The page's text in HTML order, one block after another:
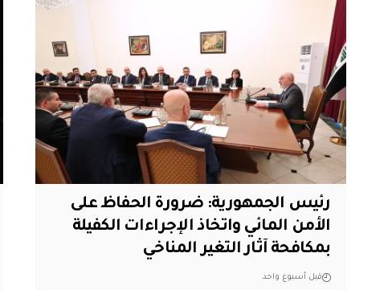
رئيس الجمهورية: ضرورة الحفاظ على
الأمن المائي واتخاذ الإجراءات الكفيلة
بمكافحة آثار التغير المناخي
قبل أسبوع واحد